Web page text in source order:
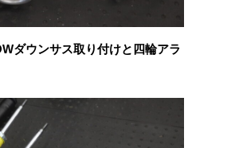
ダウンサス取り付けと四輪アラ